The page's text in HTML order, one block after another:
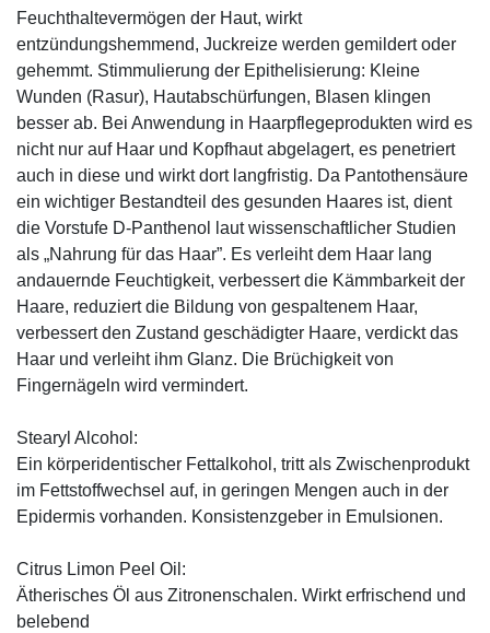
Feuchthaltevermögen der Haut, wirkt
entzündungshemmend, Juckreize werden gemildert oder
gehemmt. Stimmulierung der Epithelisierung: Kleine
Wunden (Rasur), Hautabschürfungen, Blasen klingen
besser ab. Bei Anwendung in Haarpflegeprodukten wird es
nicht nur auf Haar und Kopfhaut abgelagert, es penetriert
auch in diese und wirkt dort langfristig. Da Pantothensäure
ein wichtiger Bestandteil des gesunden Haares ist, dient
die Vorstufe D-Panthenol laut wissenschaftlicher Studien
als „Nahrung für das Haar”. Es verleiht dem Haar lang
andauernde Feuchtigkeit, verbessert die Kämmbarkeit der
Haare, reduziert die Bildung von gespaltenem Haar,
verbessert den Zustand geschädigter Haare, verdickt das
Haar und verleiht ihm Glanz. Die Brüchigkeit von
Fingernägeln wird vermindert.
Stearyl Alcohol:
Ein körperidentischer Fettalkohol, tritt als Zwischenprodukt
im Fettstoffwechsel auf, in geringen Mengen auch in der
Epidermis vorhanden. Konsistenzgeber in Emulsionen.
Citrus Limon Peel Oil:
Ätherisches Öl aus Zitronenschalen. Wirkt erfrischend und
belebend